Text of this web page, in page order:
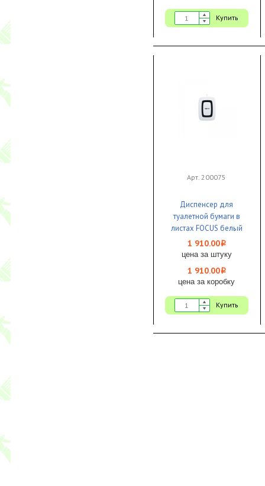
Купить
Арт. 200075
Диспенсер для
туалетной бумаги в
листах FOCUS белый
1/1
1 910.00i
цена за штуку
1 910.00i
цена за коробку
Купить